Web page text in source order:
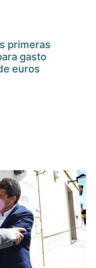
primeras
gasto
euros